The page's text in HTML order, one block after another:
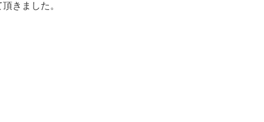
きました。